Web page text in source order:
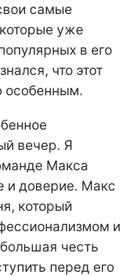
самые
уже
в его
что этот
особенным.
вечер. Я
Макса
и доверие. Макс
который
и
честь
перед его